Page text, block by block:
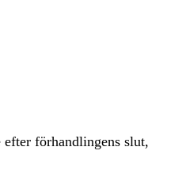
förhandlingens slut,